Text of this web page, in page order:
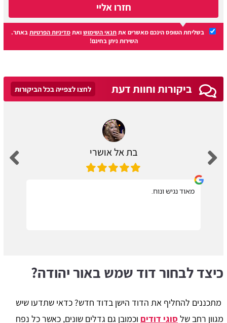
חזרו אליי
בשליחת הטופס הינכם מאשרים אתתנאי השימושואתמדיניות הפרטיותבאתר.
השירות ניתן בחינם!
ביקורות וחוות דעת לחצו לצפייה בכל הביקורות
בת אל אושרי
מאוד נגיש ונוח.
כיצד לבחור דוד שמש באור יהודה?
מתכננים להחליף את הדוד הישן בדוד חדש? כדאי שתדעו שיש
מגוון רחב של סוגי דודים וכמובן גם גדלים שונים, כאשר כל נפח